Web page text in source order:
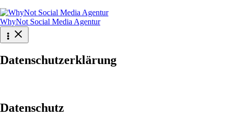
WhyNot Social Media Agentur
Datenschutzerklärung
Datenschutz